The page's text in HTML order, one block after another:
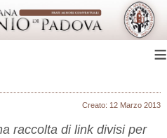
≡
Creato: 12 Marzo 2013
raccolta di link divisi per